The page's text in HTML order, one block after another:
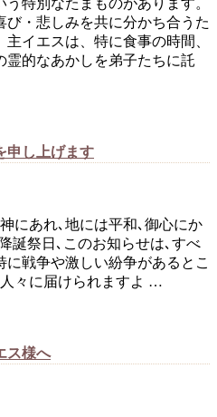
特別なたまものがあります。
・悲しみを共に分かち合うた
イエスは、特に食事の時間、
霊的なあかしを弟子たちに託
申し上げます
にあれ､地には平和､御心にか
誕祭日､このお知らせは､すべ
戦争や激しい紛争があるとこ
々に届けられますよ …
ス様へ